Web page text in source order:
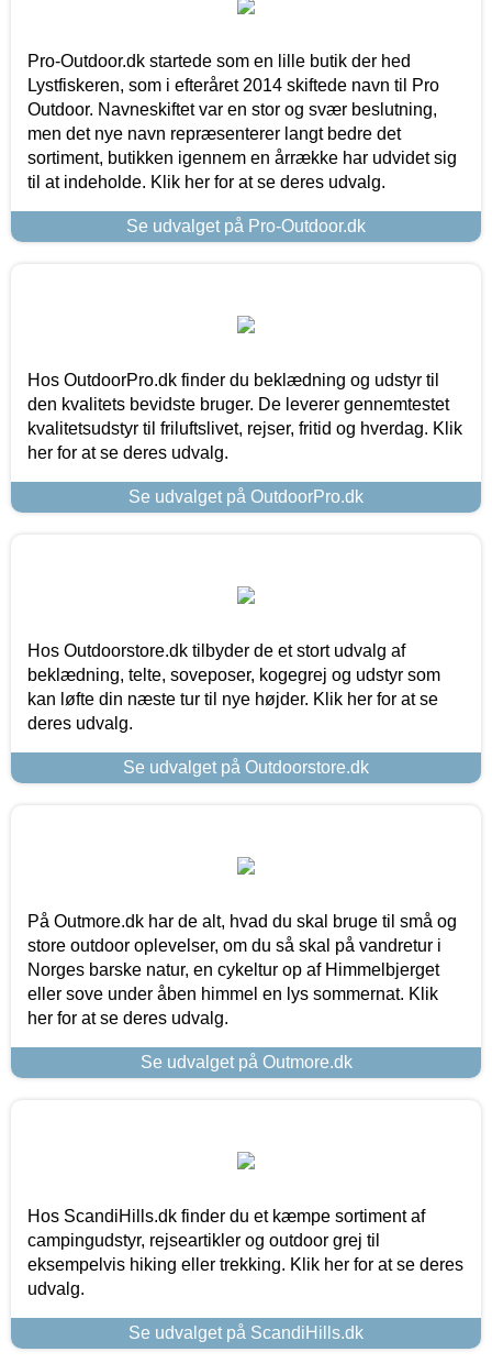
Pro-Outdoor.dk startede som en lille butik der hed
Lystfiskeren, som i efteråret 2014 skiftede navn til Pro
Outdoor. Navneskiftet var en stor og svær beslutning,
men det nye navn repræsenterer langt bedre det
sortiment, butikken igennem en årrække har udvidet sig
til at indeholde. Klik her for at se deres udvalg.
Se udvalget på Pro-Outdoor.dk
Hos OutdoorPro.dk finder du beklædning og udstyr til
den kvalitets bevidste bruger. De leverer gennemtestet
kvalitetsudstyr til friluftslivet, rejser, fritid og hverdag. Klik
her for at se deres udvalg.
Se udvalget på OutdoorPro.dk
Hos Outdoorstore.dk tilbyder de et stort udvalg af
beklædning, telte, soveposer, kogegrej og udstyr som
kan løfte din næste tur til nye højder. Klik her for at se
deres udvalg.
Se udvalget på Outdoorstore.dk
På Outmore.dk har de alt, hvad du skal bruge til små og
store outdoor oplevelser, om du så skal på vandretur i
Norges barske natur, en cykeltur op af Himmelbjerget
eller sove under åben himmel en lys sommernat. Klik
her for at se deres udvalg.
Se udvalget på Outmore.dk
Hos ScandiHills.dk finder du et kæmpe sortiment af
campingudstyr, rejseartikler og outdoor grej til
eksempelvis hiking eller trekking. Klik her for at se deres
udvalg.
Se udvalget på ScandiHills.dk